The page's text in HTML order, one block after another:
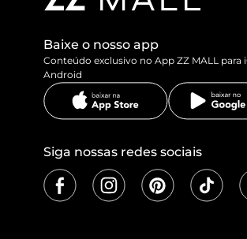
Baixe o nosso app
Conteúdo exclusivo no App ZZ MALL para
Android
Siga nossas redes sociais